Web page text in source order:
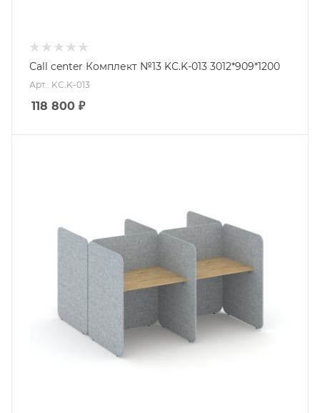
Call center Комплект №13 KC.K-013 3012*909*1200
Арт.: KC.K-013
118 800 ₽